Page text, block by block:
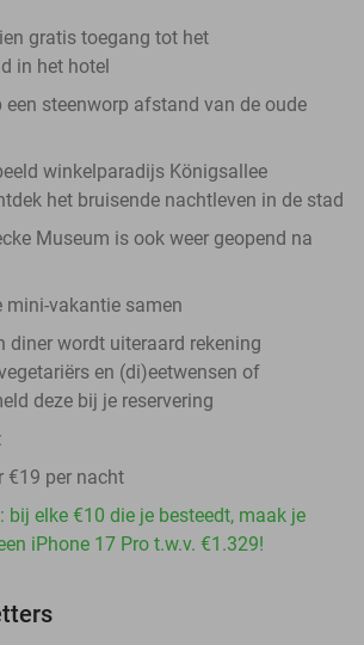
gratis toegang tot het
in het hotel
een steenworp afstand van de oude
winkelparadijs Königsallee
het bruisende nachtleven in de stad
Museum is ook weer geopend na
mini-vakantie samen
diner wordt uiteraard rekening
en (di)eetwensen of
deze bij je reservering
€19 per nacht
bij elke €10 die je besteedt, maak je
iPhone 17 Pro t.w.v. €1.329!